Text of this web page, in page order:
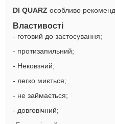
DI QUARZ особливо
Властивості
- готовий до застосування;
- протизапильний;
- Нековзний;
- легко миється;
- не займається;
- довговічний;